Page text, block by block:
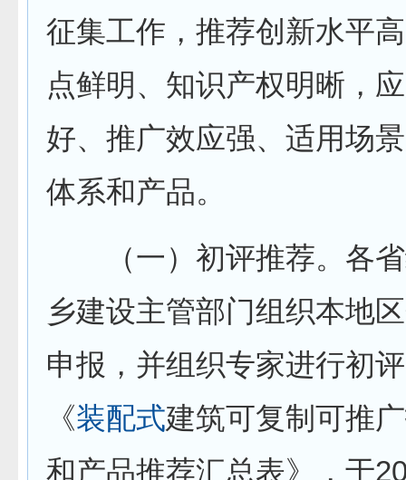
征集工作，推荐创新水平
点鲜明、知识产权明晰，
好、推广效应强、适用场
体系和产品。
（一）初评推荐。各省
乡建设主管部门组织本地
申报，并组织专家进行初
《装配式建筑可复制可推
和产品推荐汇总表》，于